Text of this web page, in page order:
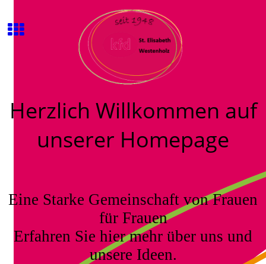
Herzlich Willkommen auf
unserer Homepage
Eine Starke Gemeinschaft von Frauen
für Frauen
Erfahren Sie hier mehr über uns und
unsere Ideen.